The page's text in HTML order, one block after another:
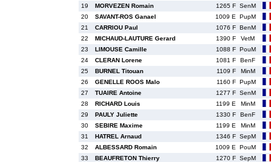
19
MORVEZEN Romain 1265 F SenM
20
SAVANT-ROS Ganael 1009 E
PupM
21
CARRIOU Paul 1076 F BenM
22
MICHAUD-LAUTURE Gerard 1390 F
VetM
23
LIMOUSE Camille 1088 F PouM
24
CLERAN Lorene 1081 F
BenF
25
BURNEL Titouan 1109 F
MinM
26
GENELLE ROOS Malo 1160 F PupM
27
TUAIRE Antoine 1277 F SenM
28
RICHARD Louis 1199 E
MinM
29
PAULY Juliette 1330 F
BenF
30
SEBIRE Maxime 1199 E
MinM
31
HATREL Arnaud 1346 F SepM
32
ALBESSARD Romain 1009 E
PouM
33
BEAUFRETON Thierry 1270 F SepM